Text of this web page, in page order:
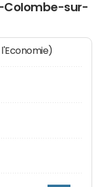
Colombe-sur-